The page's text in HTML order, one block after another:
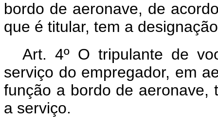
bordo de aeronave, de
que é titular, tem a
Art. 4º O tripulante de
serviço do empregador, em
função a bordo de aeronave,
a serviço.